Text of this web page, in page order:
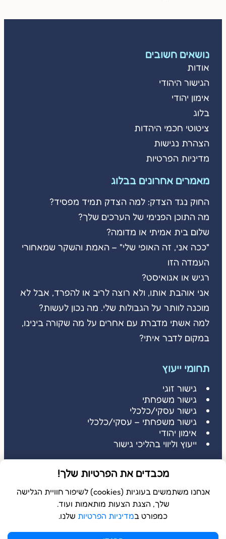
נושאים חשובים
אודות
הגישור היהודי
אימון יהודי
בלוג
ציטוטי חכמי היהדות
הצהרת נגישות
מדיניות הפרטיות
מאמרים אחרונים בבלוג
החוק נגד הצדק: למה הצדק תמיד מפסיד?
מה התוכן הפנימי של הערכים שלך?
שלום בית אמיתי או מדומה?
"ככה אני, זה האופי שלי" – האמת והשקר שמאחורי
העמדה הזו
רגיש או אגואיסט?
אני אוהבת אותו, ולא רוצה לריב או להפרד, אבל לא
מוכנה לוותר על הגבולות שלי. מה נכון לעשות?
למה אשתי מדברת עם אחרים על מה שקורה בינינו,
במקום לדבר איתי?
תחומי ייעוץ
גישור זוגי
גישור משפחתי
גישור עסקי/כלכלי
גישור משפחתי – עסקי/כלכלי
אימון יהודי
ייעוץ וליווי בהליכי גישור
דברו איתי
דברו איתי: 052-3686485
שלחו הודעה: 052-3686485
מכבדים את הפרטיות שלך!
אנחנו משתמשים בעוגיות (cookies) לשיפור חוויית הגלישה
שלך, הצגת הצעות מותאמות ועוד.
כמפורט במדיניות הפרטיות שלנו.